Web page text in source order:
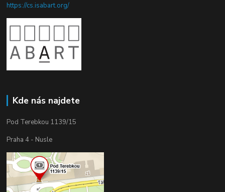
https://cs.isabart.org/
Kde nás najdete
Pod Terebkou 1139/15
Praha 4 - Nusle